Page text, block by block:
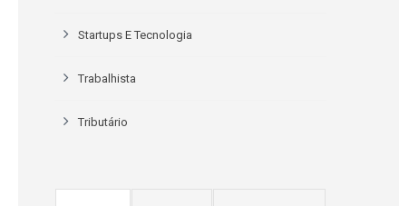
Startups E Tecnologia
Trabalhista
Tributário